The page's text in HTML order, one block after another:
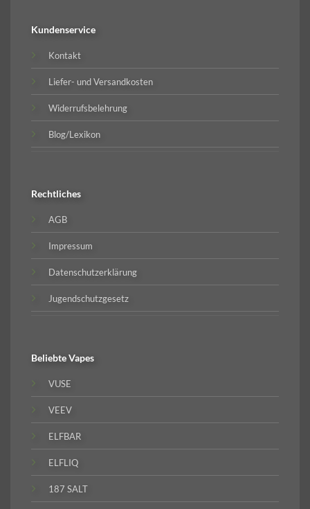
Kundenservice
Kontakt
Liefer- und Versandkosten
Widerrufsbelehrung
Blog/Lexikon
Rechtliches
AGB
Impressum
Datenschutzerklärung
Jugendschutzgesetz
BeliebteVapes
VUSE
VEEV
ELFBAR
ELFLIQ
187 SALT